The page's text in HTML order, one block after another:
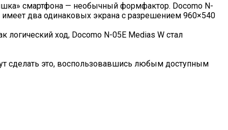
смартфона — необычный формфактор. Docomo N-
два одинаковых экрана с разрешением 960×540
ход, Docomo N-05E Medias W стал
сделать это, воспользовавшись любым доступным